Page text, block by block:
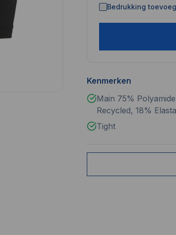
Bedrukking
Kenmerken
Main 75%
Recycled, 18%
Tight